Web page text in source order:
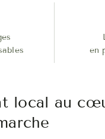
en
local au